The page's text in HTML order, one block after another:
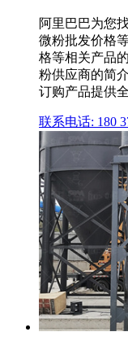
阿里巴巴为您
微粉批发价格
格等相关产品
粉供应商的简
订购产品提供
联系电话: 180